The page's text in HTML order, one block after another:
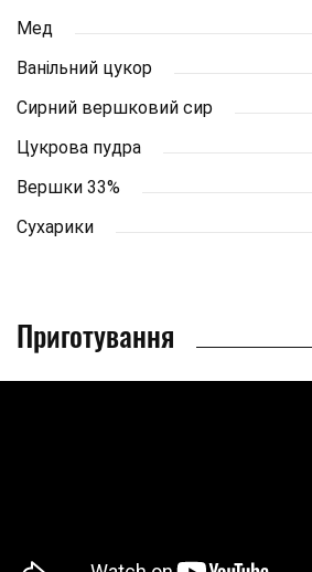
Мед
Ванільний цукор
Сирний вершковий сир
Цукрова пудра
Вершки 33%
Сухарики
Приготування